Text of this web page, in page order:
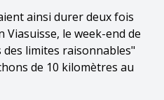
ainsi durer deux fois
Viasuisse, le week-end de
limites raisonnables"
de 10 kilomètres au